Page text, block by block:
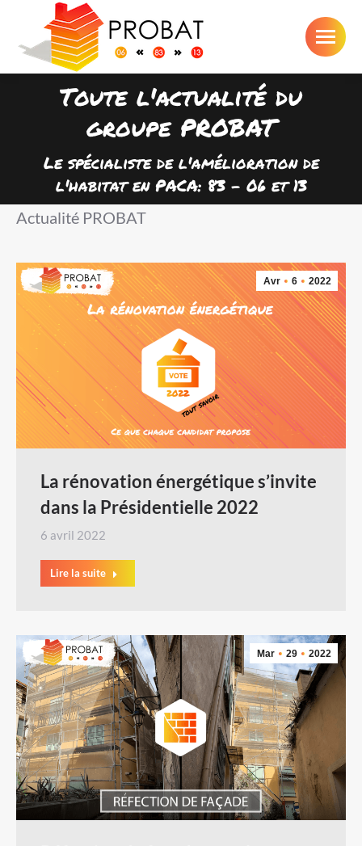
Toute l'actualité du
groupe PROBAT
Le spécialiste de l'amélioration de
l'habitat en PACA: 83 - 06 et 13
Vous êtes ici :
Actualité PROBAT
Avr 6 2022
La rénovation énergétique s’invite
dans la Présidentielle 2022
6 avril 2022
Lire la suite
Mar 29 2022